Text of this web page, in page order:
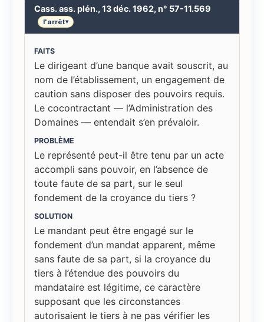
Cass. ass. plén., 13 déc. 1962, n° 57-11.569
l'arrêt▾
FAITS
Le dirigeant d’une banque avait souscrit, au
nom de l’établissement, un engagement de
caution sans disposer des pouvoirs requis.
Le cocontractant — l’Administration des
Domaines — entendait s’en prévaloir.
PROBLÈME
Le représenté peut-il être tenu par un acte
accompli sans pouvoir, en l’absence de
toute faute de sa part, sur le seul
fondement de la croyance du tiers ?
SOLUTION
Le mandant peut être engagé sur le
fondement d’un mandat apparent, même
sans faute de sa part, si la croyance du
tiers à l’étendue des pouvoirs du
mandataire est légitime, ce caractère
supposant que les circonstances
autorisaient le tiers à ne pas vérifier les